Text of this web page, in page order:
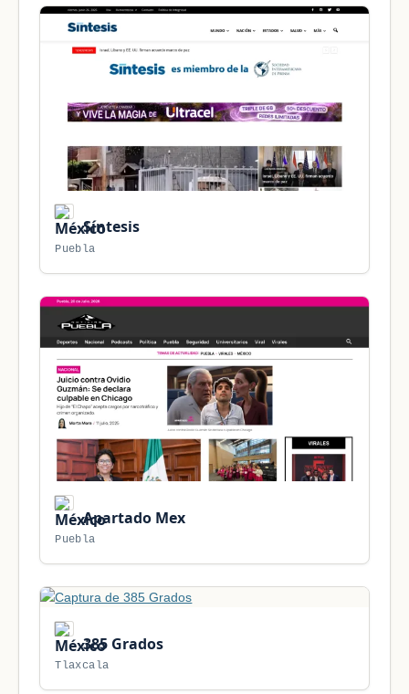
Síntesis
Puebla
Apartado Mex
Puebla
385 Grados
Tlaxcala